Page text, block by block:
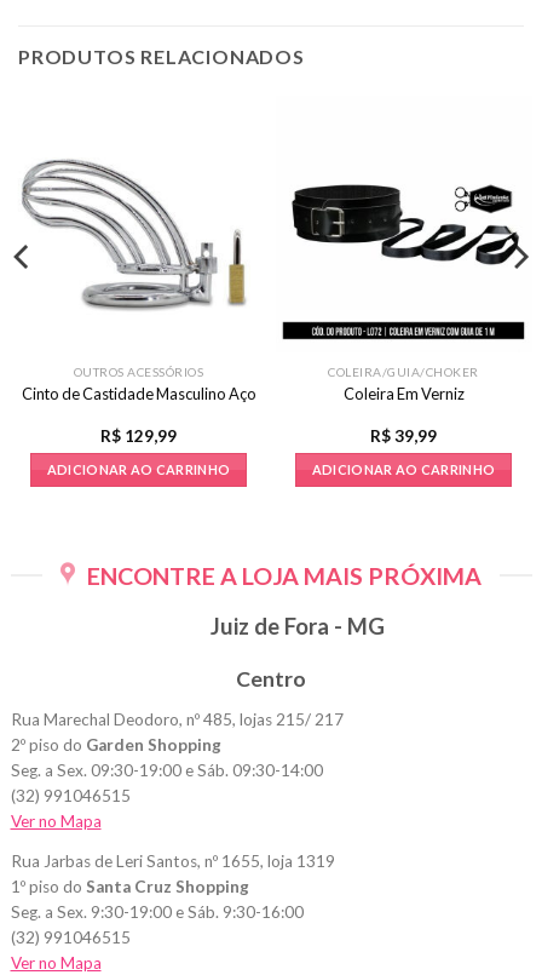
PRODUTOS RELACIONADOS
OUTROS ACESSÓRIOS
Cinto de Castidade Masculino Aço
R$ 129,99
ADICIONAR AO CARRINHO
COLEIRA/GUIA/CHOKER
Coleira Em Verniz
R$39,99
ADICIONAR AO CARRINHO
ENCONTRE A LOJA MAIS PRÓXIMA
Juiz de Fora - MG
Centro
Rua Marechal Deodoro, nº 485, lojas 215/ 217
2º piso do Garden Shopping
Seg. a Sex. 09:30-19:00 e Sáb. 09:30-14:00
(32) 991046515
Ver no Mapa
Rua Jarbas de Leri Santos, nº 1655, loja 1319
1º piso do Santa Cruz Shopping
Seg. a Sex. 9:30-19:00 e Sáb. 9:30-16:00
(32) 991046515
Ver no Mapa